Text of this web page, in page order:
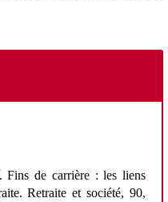
de carrière : les liens
Retraite et société, 90,